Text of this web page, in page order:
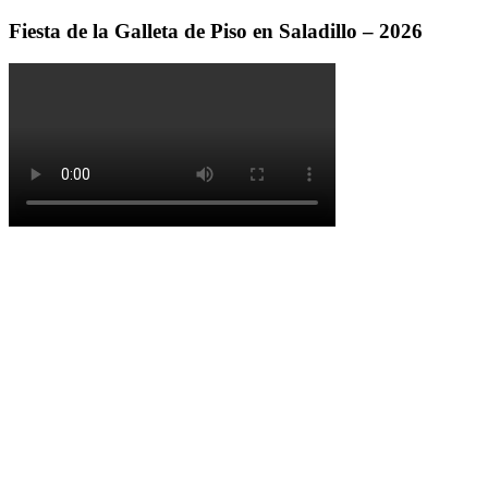
Fiesta de la Galleta de Piso en Saladillo – 2026